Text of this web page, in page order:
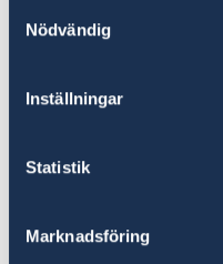
Nödvändig
Inställningar
Statistik
Marknadsföring
Läs mer
webbplats
Om du ska resa från